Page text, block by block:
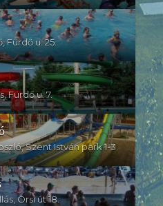
Fürdő u. 25.
Fürdő u. 7.
Szent István park 1-3.
Örsi út 18.